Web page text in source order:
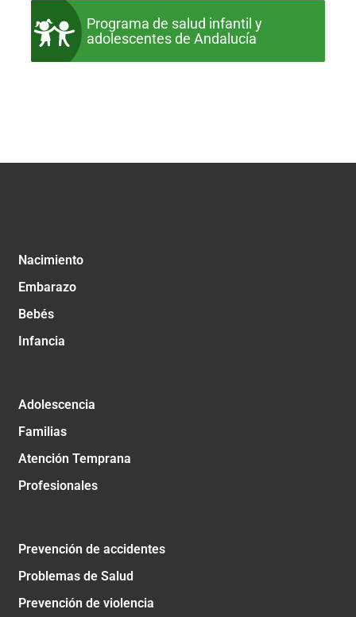
Programa de salud infantil y
adolescentes de Andalucía
Nacimiento
Embarazo
Bebés
Infancia
Adolescencia
Familias
Atención Temprana
Profesionales
Prevención de accidentes
Problemas de Salud
Prevención de violencia